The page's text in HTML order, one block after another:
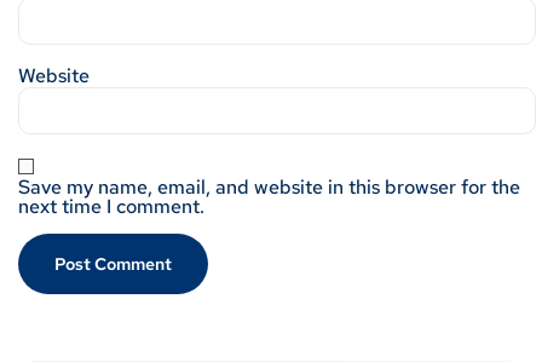
Website
Save my name, email, and website in this browser for the
next time I comment.